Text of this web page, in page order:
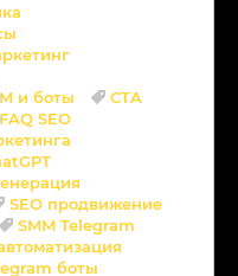
и боты
CTA
FAQ SEO
SEO продвижение
SMM Telegram
боты